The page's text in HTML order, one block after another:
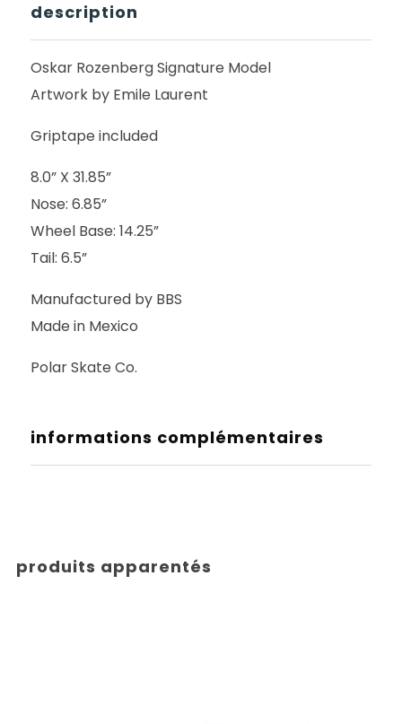
description
Oskar Rozenberg Signature Model
Artwork by Emile Laurent
Griptape included
8.0” X 31.85”
Nose: 6.85”
Wheel Base: 14.25”
Tail: 6.5”
Manufactured by BBS
Made in Mexico
Polar Skate Co.
informations complémentaires
produits apparentés